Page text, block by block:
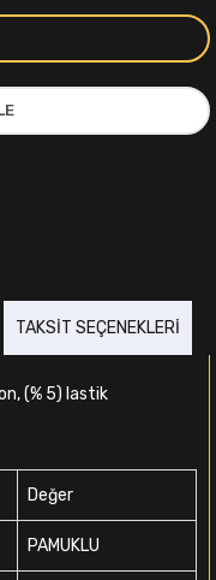
TAKSIT SEÇENEKLERI
(% 5) lastik
Değer
PAMUKLU